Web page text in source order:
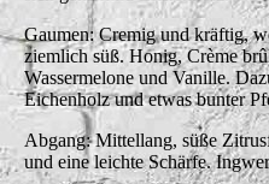
Gaumen: Cremig und kräftig,
ziemlich süß. Honig, Crème
Wassermelone und Vanille.
Eichenholz und etwas bunter
Abgang: Mittellang, süße
und eine leichte Schärfe.